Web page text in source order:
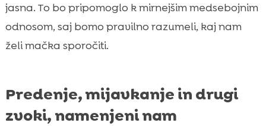
jasna. To bo pripomoglo k mirnejšim medsebojnim
odnosom, saj bomo pravilno razumeli, kaj nam
želi mačka sporočiti.
Predenje, mijavkanje in drugi
zvoki, namenjeni nam